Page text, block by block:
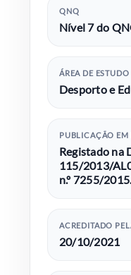
QNQ
Nível 7 do
ÁREA DE ESTUDO
Desporto e
PUBLICAÇÃO EM
Registado na
115/2013/
n.º 7255/2015.
ACREDITADO
20/10/2021